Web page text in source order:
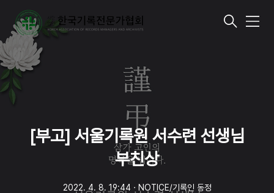
메
[부고] 서울기록원 서수련 선생님
부친상
2022. 4. 8. 19:44 ㆍ NOTICE/기록인 동정